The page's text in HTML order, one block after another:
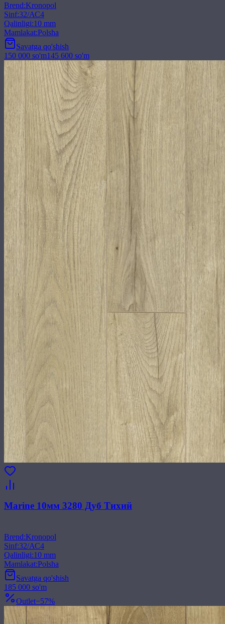
Brend:Kronopol
Sinf:32/АС4
Qalinligi:10 mm
Mamlakat:Polsha
Savatga qo'shish
150 000 so'm145 600 so'm
Marine 10мм 3280 Дуб Тихий
Brend:Kronopol
Sinf:32/АС4
Qalinligi:10 mm
Mamlakat:Polsha
Savatga qo'shish
185 000 so'm
Outlet−57%